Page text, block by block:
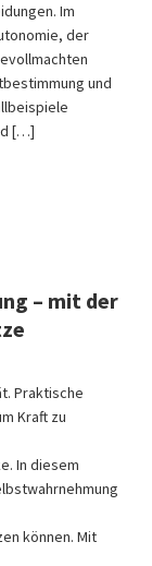
Im
der
und
[…]
– mit der
Praktische
Kraft zu
In diesem
können. Mit